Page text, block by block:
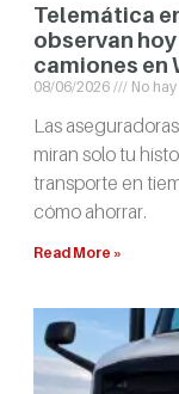
Telemática
observan
camiones en
08/06/2026 No
Las
miran solo tu
transporte en
cómo ahorrar.
Read More »